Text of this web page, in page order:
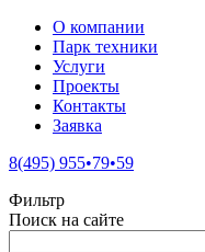
О компании
Парк техники
Услуги
Проекты
Контакты
Заявка
8(495) 955•79•59
Фильтр
Поиск на сайте